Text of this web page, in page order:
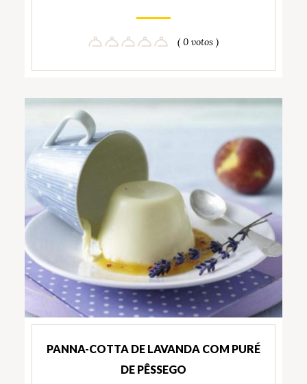
( 0 votos )
PANNA-COTTA DE LAVANDA COM PURÉ
DE PÊSSEGO